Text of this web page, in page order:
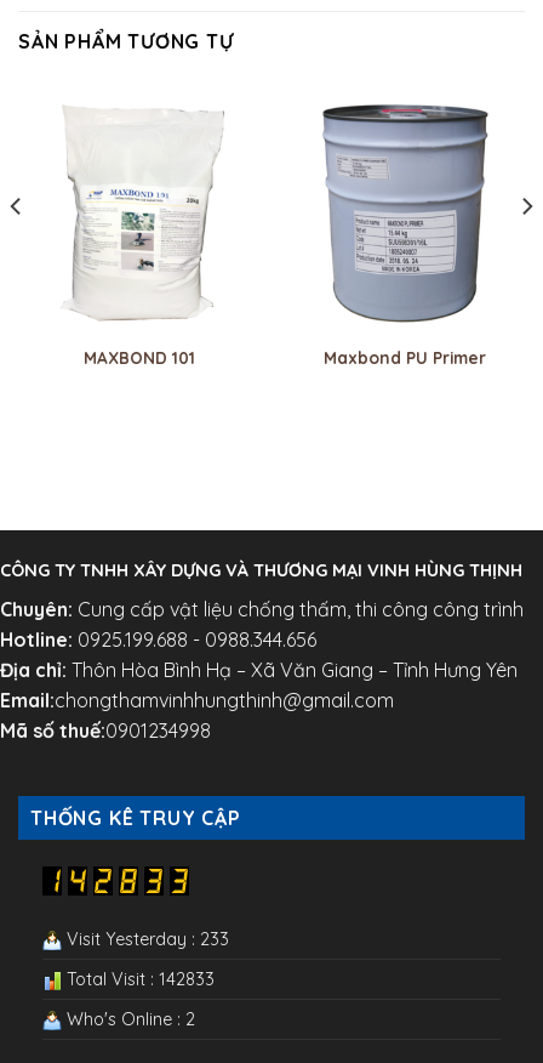
SẢN PHẨM TƯƠNG TỰ
MAXBOND 101 Maxbond PU Primer
CÔNG TY TNHH XÂY DỰNG VÀ THƯƠNG MẠI VINH HÙNG THỊNH
Chuyên: Cung cấp vật liệu chống thấm, thi công công trình
Hotline: 0925.199.688 - 0988.344.656
Địa chỉ: Thôn Hòa Bình Hạ – Xã Văn Giang – Tỉnh Hưng Yên
Email:chongthamvinhhungthinh@gmail.com
Mã số thuế:0901234998
THỐNG KÊ TRUY CẬP
Visit Yesterday : 233
Total Visit : 142833
Who's Online : 2